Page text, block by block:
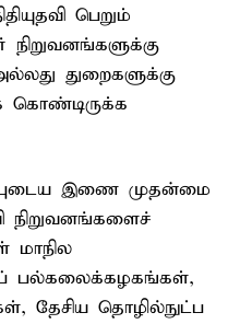
பெறும்
துறைகளுக்கு
இணை முதன்மை
மாநில
பல்கலைக்கழகங்கள்,
தேசிய தொழில்நுட்ப